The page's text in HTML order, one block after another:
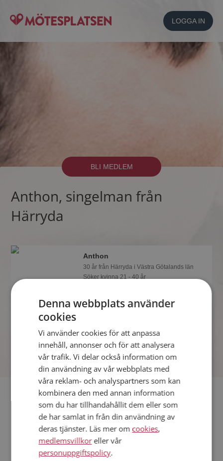
LOGGA IN
BLI MEDLEM
Anthon, singelman från
Härryda
Anthon
30 år från Härryda i Västra Götalands län
Söker kvinna 21 - 40 år
andra singlar om du är medlem på
Mötesplatsen. Du kan bli medlem fort
Fler singlar
Fler singelmän från Härryda:Alex ,Bertil Mossberg
Kvinnor från Härryda
Dejta kvinnor i Sverige
Dejta män i Sverige
Denna webbplats använder
cookies
Vi använder cookies för att anpassa
innehåll, annonser och för att analysera
vår trafik. Vi delar också information om
din användning av vår webbplats med
våra reklam- och analyspartners som kan
kombinera den med annan information
som du har tillhandahållit dem eller som
de har samlat in från din användning av
deras tjänster. Läs mer om cookies,
medlemsvillkoreller vår
personuppgiftspolicy.